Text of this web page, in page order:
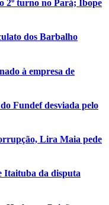
2º turno no Pará; Ibope
dos Barbalho
à empresa de
Fundef desviada pelo
Lira Maia pede
Itaituba da disputa